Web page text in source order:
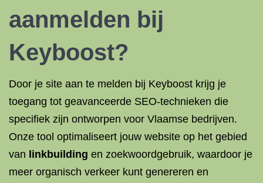
aanmelden bij
Keyboost?
Door je site aan te melden bij Keyboost krijg je
toegang tot geavanceerde SEO-technieken die
specifiek zijn ontworpen voor Vlaamse bedrijven.
Onze tool optimaliseert jouw website op het gebied
van linkbuilding en zoekwoordgebruik, waardoor je
meer organisch verkeer kunt genereren en